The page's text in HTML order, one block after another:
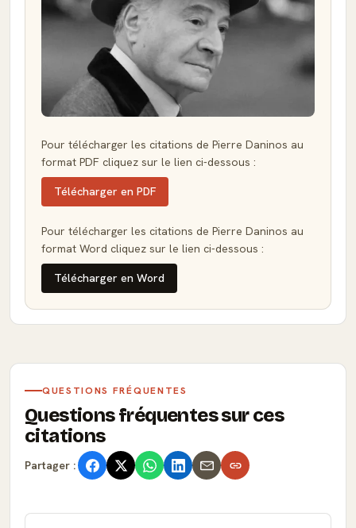
Pour télécharger les citations de Pierre Daninos au
format PDF cliquez sur le lien ci-dessous :
Télécharger en PDF
Pour télécharger les citations de Pierre Daninos au
format Word cliquez sur le lien ci-dessous :
Télécharger en Word
QUESTIONS FRÉQUENTES
Questions fréquentes sur ces
citations
Partager :